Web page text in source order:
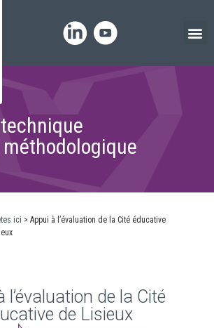
ici > Appui à l’évaluation de la Cité éducative
l’évaluation de la Cité
de Lisieux
des cookies